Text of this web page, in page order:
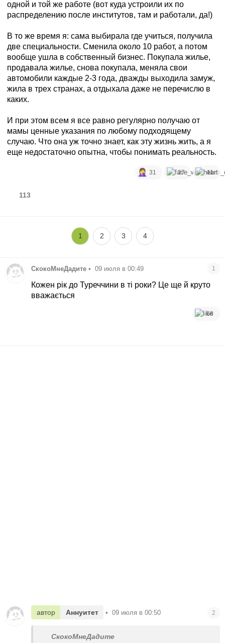
одной и той же работе (вот куда устроили их по
распределению после институтов, там и работали, да!)
В то же время я: сама выбирала где учиться, получила
две специальности. Сменила около 10 работ, а потом
вообще ушла в собственный бизнес. Покупала жилье,
продавала жилье, снова покупала, меняла свои
автомобили каждые 2-3 года, дважды выходила замуж,
жила в трех странах, а отдыхала даже не перечислю в
каких.
И при этом всем я все равно регулярно получаю от
мамы ценные указания по любому подходящему
случаю. Что она уж точно знает, как эту жизнь жить, а я
еще недостаточно опытна, чтобы понимать реальность.
31 27 11
113
1 2 3 4
СкокоМнеДадите • 09 июля в 00:49 1
Кожен рік до Туреччини в ті роки? Це ще й круто
вважається
68
автор Аннуитет • 09 июля в 00:50 2
СкокоМнеДадите